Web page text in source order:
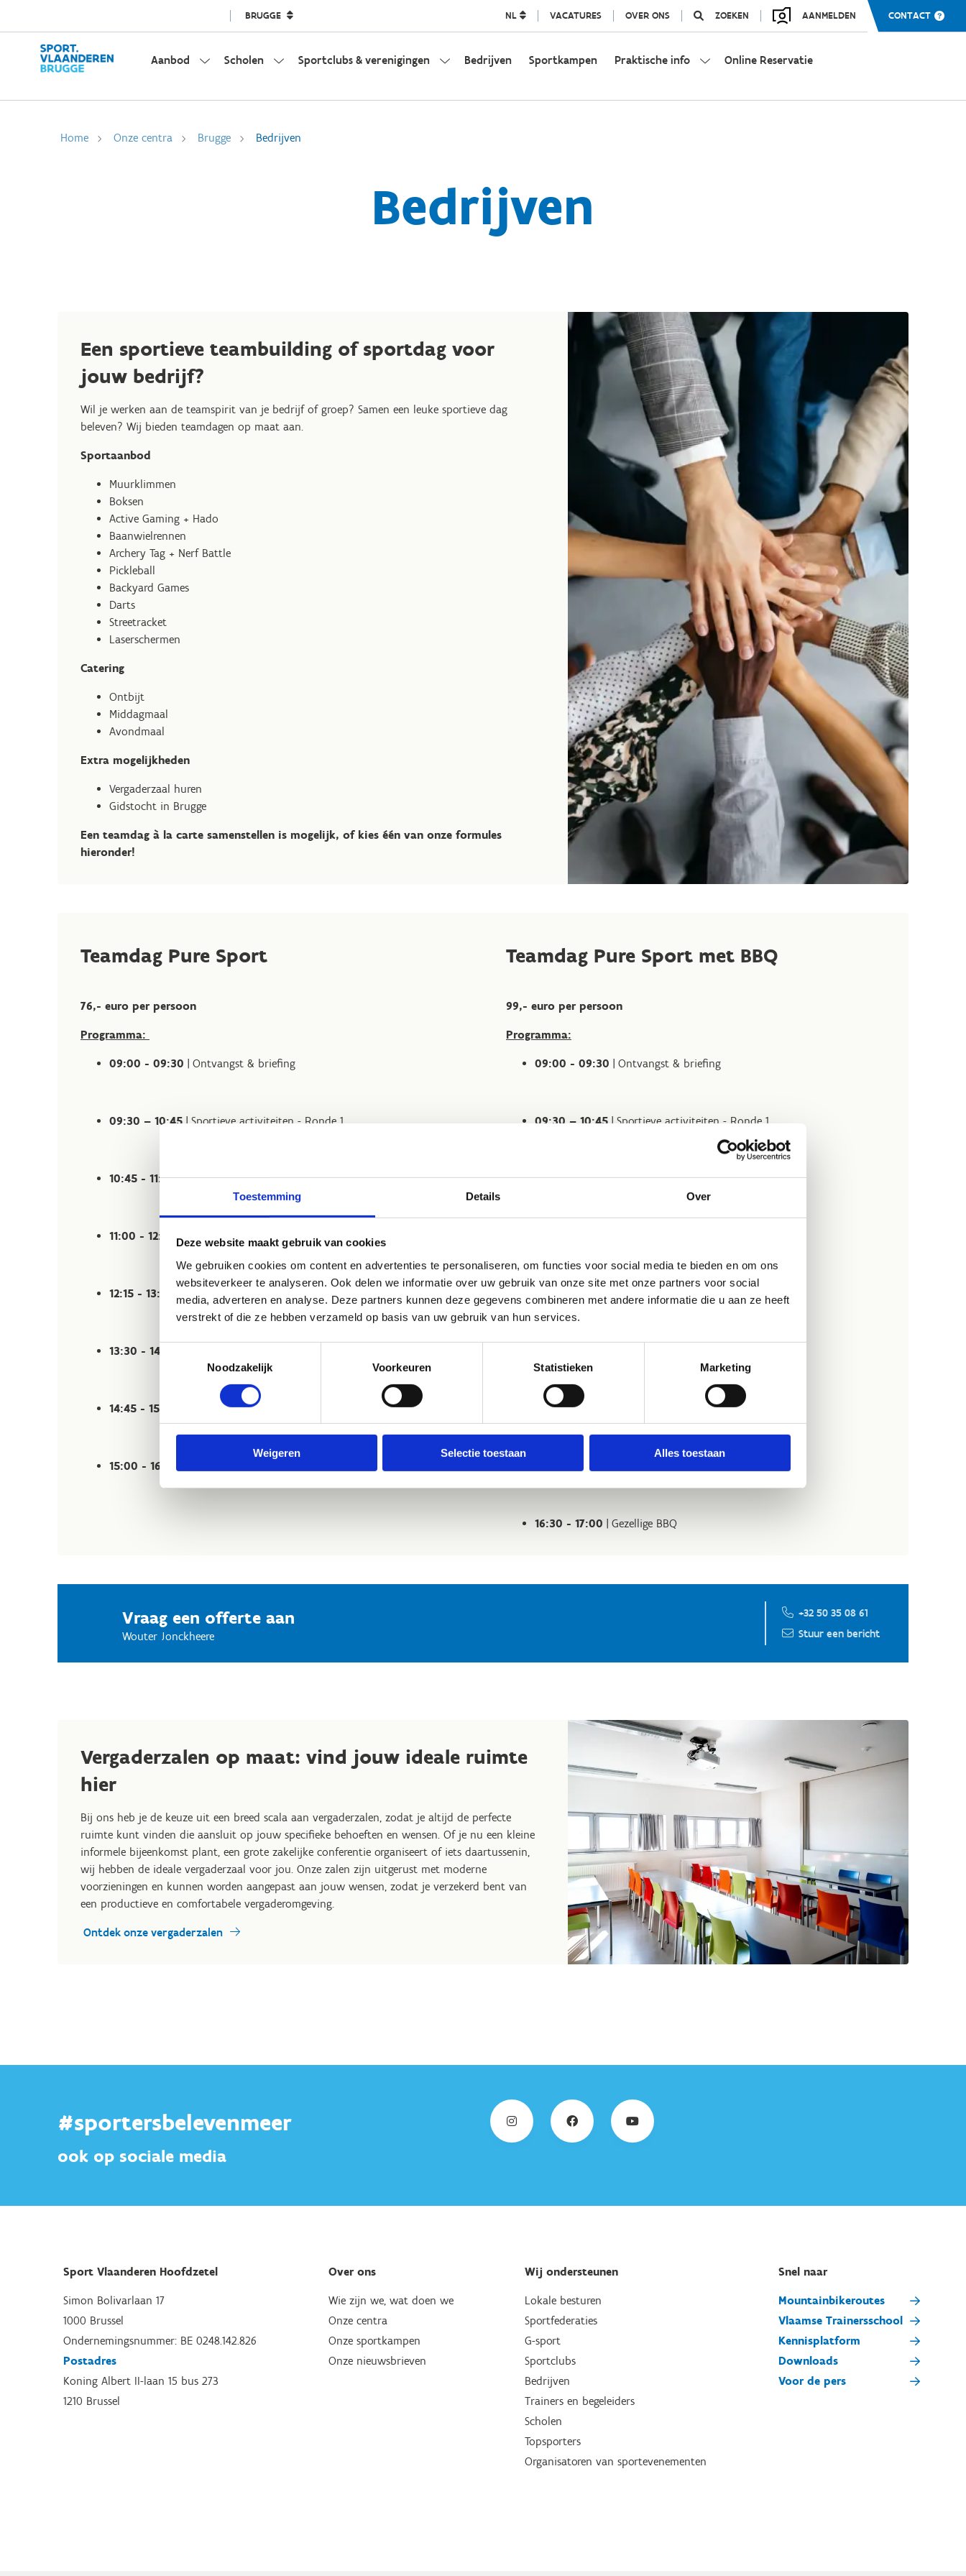
Toestemming Details Over
Deze website maakt gebruik van cookies
We gebruiken cookies om content en advertenties te personaliseren, om functies voor social media te bieden en om ons
websiteverkeer te analyseren. Ook delen we informatie over uw gebruik van onze site met onze partners voor social
media, adverteren en analyse. Deze partners kunnen deze gegevens combineren met andere informatie die u aan ze heeft
verstrekt of die ze hebben verzameld op basis van uw gebruik van hun services.
Toestemmingsselectie
Noodzakelijk
Voorkeuren Statistieken Marketing
Weigeren Selectie toestaan Alles toestaan
BRUGGE NL VACATURES OVER ONS ZOEKEN AANMELDEN CONTACT
Aanbod Scholen Sportclubs & verenigingen Bedrijven Sportkampen Praktische info Online Reservatie
Home Onze centra Brugge Bedrijven
Bedrijven
Een sportieve teambuilding of sportdag voor
jouw bedrijf?
Wil je werken aan de teamspirit van je bedrijf of groep? Samen een leuke sportieve dag
beleven? Wij bieden teamdagen op maat aan.
Sportaanbod
Muurklimmen
Boksen
Active Gaming + Hado
Baanwielrennen
Archery Tag + Nerf Battle
Pickleball
Backyard Games
Darts
Streetracket
Laserschermen
Catering
Ontbijt
Middagmaal
Avondmaal
Extra mogelijkheden
Vergaderzaal huren
Gidstocht in Brugge
Een teamdag à la carte samenstellen is mogelijk, of kies één van onze formules
hieronder!
Teamdag Pure Sport
76,- euro per persoon
Programma:
09:00 - 09:30 | Ontvangst & briefing
09:30 – 10:45 | Sportieve activiteiten - Ronde 1
10:45 - 11:00| Pauze & ontspanning
11:00 - 12:15 | Sportieve activiteiten - Ronde 2
12:15 - 13:15 | Lunchpauze
13:30 - 14:45
14:45 - 15:00 | Pauze & ontspanning
15:00 - 16:00
Teamdag Pure Sport met BBQ
99,- euro per persoon
Programma:
09:00 - 09:30 | Ontvangst & briefing
09:30 – 10:45 | Sportieve activiteiten - Ronde 1
10:45 - 11:00| Pauze & ontspanning
12:15 – 13:15 | Lunchpauze
14:45 - 15:00 | Pauze & ontspanning
15:00 - 16:15
16:30 - 17:00 | Gezellige BBQ
Vraag een offerte aan
Wouter Jonckheere
+32 50 35 08 61
Stuur een bericht
Vergaderzalen op maat: vind jouw ideale ruimte
hier
Bij ons heb je de keuze uit een breed scala aan vergaderzalen, zodat je altijd de perfecte
ruimte kunt vinden die aansluit op jouw specifieke behoeften en wensen. Of je nu een kleine
informele bijeenkomst plant, een grote zakelijke conferentie organiseert of iets daartussenin,
wij hebben de ideale vergaderzaal voor jou. Onze zalen zijn uitgerust met moderne
voorzieningen en kunnen worden aangepast aan jouw wensen, zodat je verzekerd bent van
een productieve en comfortabele vergaderomgeving.
Ontdek onze vergaderzalen
#sportersbelevenmeer
ook op sociale media
Sport Vlaanderen Hoofdzetel
Simon Bolivarlaan 17
1000 Brussel
Ondernemingsnummer: BE 0248.142.826
Postadres
Koning Albert II-laan 15 bus 273
1210 Brussel
Over ons
Wie zijn we, wat doen we
Onze centra
Onze sportkampen
Onze nieuwsbrieven
Wij ondersteunen
Lokale besturen
Sportfederaties
G-sport
Sportclubs
Bedrijven
Trainers en begeleiders
Scholen
Topsporters
Organisatoren van sportevenementen
Snel naar
Mountainbikeroutes
Vlaamse Trainersschool
Kennisplatform
Downloads
Voor de pers